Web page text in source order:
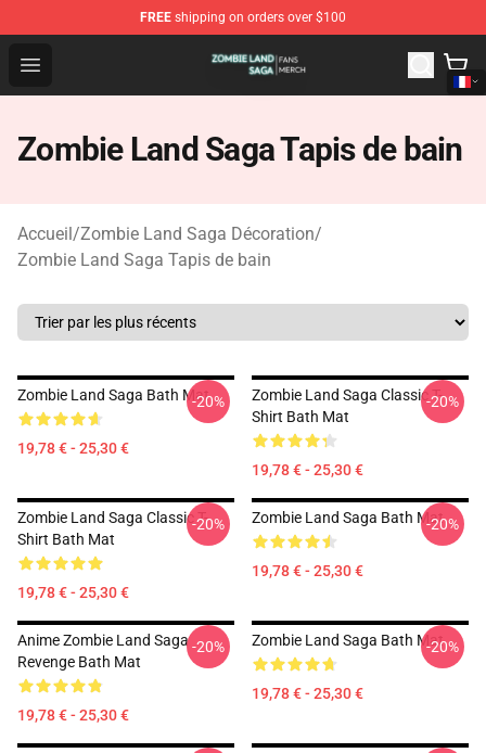
FREE shipping on orders over $100
Open menu
Zombie Land Saga Shop - Official Zombie Land Saga
Zombie Land Saga Tapis de bain
Accueil/Zombie Land Saga Décoration/
Zombie Land Saga Tapis de bain
Zombie Land Saga Bath Mat
19,78 € - 25,30 €
-20%
Zombie Land Saga Classic T-
Shirt Bath Mat
19,78 € - 25,30 €
-20%
Zombie Land Saga Classic T-
Shirt Bath Mat
19,78 € - 25,30 €
-20% Zombie Land Saga Bath Mat
19,78 € - 25,30 €
-20%
Anime Zombie Land Saga
Revenge Bath Mat
19,78 € - 25,30 €
-20% Zombie Land Saga Bath Mat
19,78 € - 25,30 €
-20%